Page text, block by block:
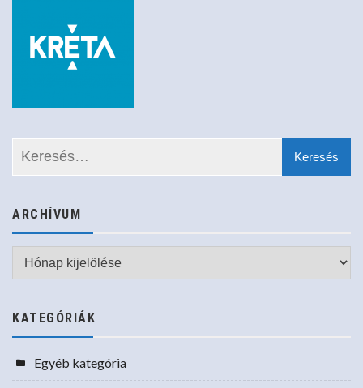
ARCHÍVUM
Archívum
KATEGÓRIÁK
Egyéb kategória